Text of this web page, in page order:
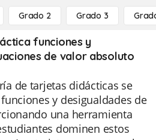
Grado 2 Grado 3
funciones y
de valor absoluto
de tarjetas didácticas se
y desigualdades de
una herramienta
dominen estos